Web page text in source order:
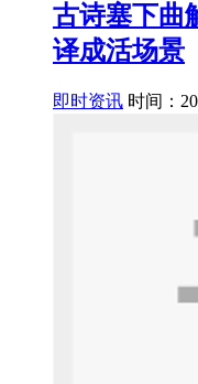
古诗塞下曲
译成活场景
即时资讯 时间：